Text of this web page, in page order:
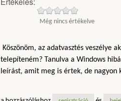
Még nincs értékelve
Köszönöm, az adatvasztés veszélye
telepíteném? Tanulva a Windows
leírást, amit meg is értek, de nagyon